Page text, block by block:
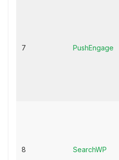
7 PushEngage
8 SearchWP